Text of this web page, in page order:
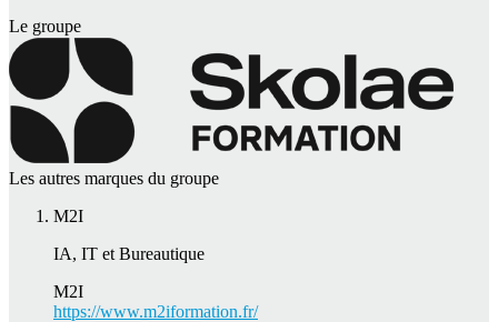
Le groupe
Les autres marques du groupe
M2I
IA, IT et Bureautique
M2I
https://www.m2iformation.fr/